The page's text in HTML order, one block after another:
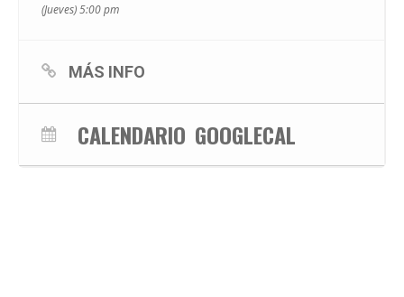
(Jueves) 5:00 pm
MÁS INFO
CALENDARIO GOOGLECAL